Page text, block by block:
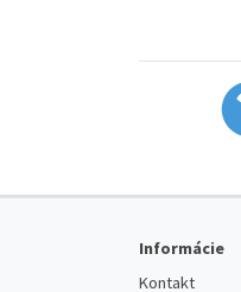
Informácie
Kontakt